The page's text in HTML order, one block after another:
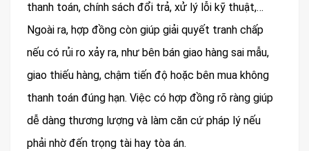
thanh toán, chính sách đổi trả, xử lý lỗi kỹ thuật,…
Ngoài ra, hợp đồng còn giúp giải quyết tranh chấp
nếu có rủi ro xảy ra, như bên bán giao hàng sai mẫu,
giao thiếu hàng, chậm tiến độ hoặc bên mua không
thanh toán đúng hạn. Việc có hợp đồng rõ ràng giúp
dễ dàng thương lượng và làm căn cứ pháp lý nếu
phải nhờ đến trọng tài hay tòa án.